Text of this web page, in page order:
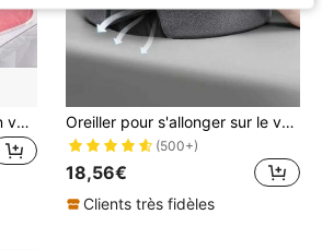
TOEDO Serviette de SPA en velours épaissi avec trou carré 35x35cm. Serviette de visage pour massage de beauté SPA, table de massage, serviette de chevet percée pour lit, bandana Oreiller pour s'allonger sur le ventre, oreiller pour faire la sieste sur le bureau, confort de repos en position couchée, mousse à mémoire de forme ergonomique, appui-tête de massage à domicile pour salon de beauté
(500+)
18,56€
Clients très fidèles